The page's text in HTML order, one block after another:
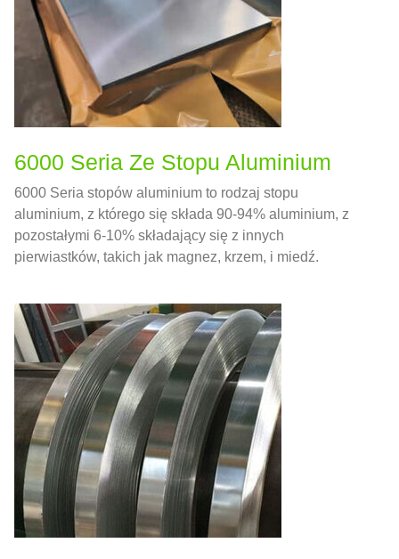
6000 Seria Ze Stopu Aluminium
6000 Seria stopów aluminium to rodzaj stopu
aluminium, z którego się składa 90-94% aluminium, z
pozostałymi 6-10% składający się z innych
pierwiastków, takich jak magnez, krzem, i miedź.